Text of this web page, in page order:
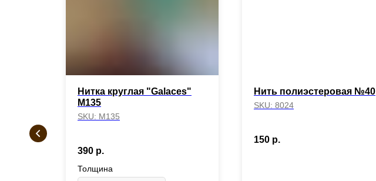
Нитка круглая "Galaces"
М135
SKU: М135
390 р.
Толщина
Нить полиэстеровая №40
SKU: 8024
150 р.